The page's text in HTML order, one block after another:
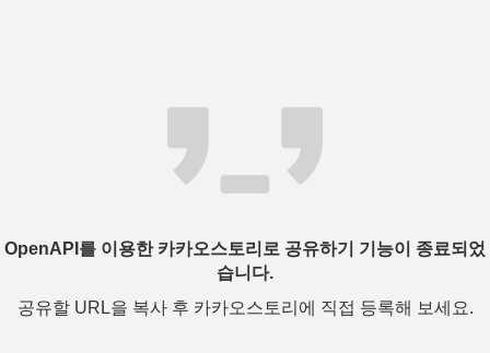
OpenAPI를 이용한 카카오스토리로 공유하기 기능이 종료되었
습니다.
공유할 URL을 복사 후 카카오스토리에 직접 등록해 보세요.